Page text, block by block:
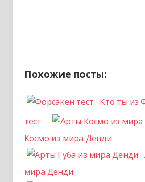
Похожие посты:
Кто ты из
тест
Космо из мира Денди
мира Денди